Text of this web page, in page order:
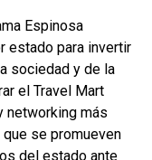
Espinosa
estado para invertir
sociedad y de la
el Travel Mart
networking más
se promueven
del estado ante